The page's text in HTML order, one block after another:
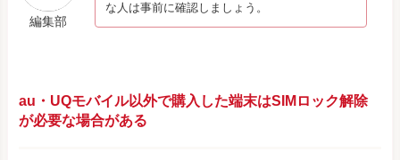
編集部
な人は事前に確認しましょう。
au・UQモバイル以外で購入した端末はSIMロック解除
が必要な場合がある